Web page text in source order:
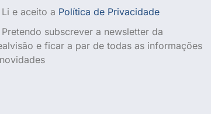
Li e aceito a Política de Privacidade
Pretendo subscrever a newsletter da
e ficar a par de todas as informações